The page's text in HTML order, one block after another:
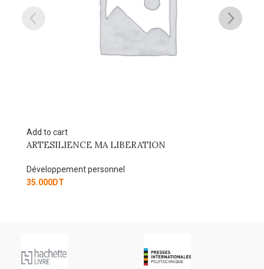
Add to cart
ARTESILIENCE MA LIBERATION
Développement personnel
35.000DT